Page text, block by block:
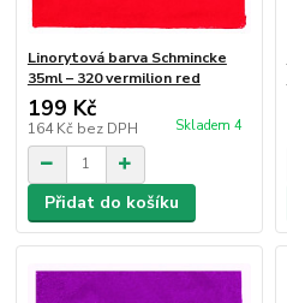
Linorytová barva Schmincke
35ml – 320 vermilion red
199 Kč
164 Kč bez DPH Skladem 4
Přidat do košíku